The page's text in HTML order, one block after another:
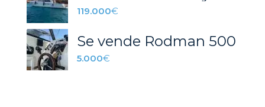
119.000€
Se vende Rodman 500
5.000€